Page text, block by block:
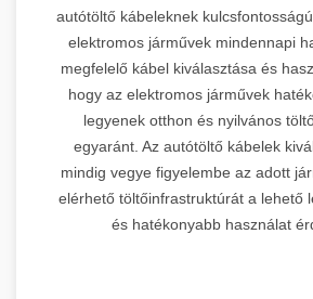
autótöltő kábeleknek
elektromos járművek mindennapi
megfelelő kábel kiválasztása és
hogy az elektromos járművek
legyenek otthon és nyilvános
egyaránt. Az autótöltő kábelek
mindig vegye figyelembe az adott
elérhető töltőinfrastruktúrát a lehető
és hatékonyabb használat